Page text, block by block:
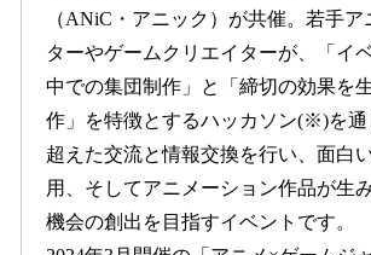
（ANiC・アニック）が共催。若手ア
ターやゲームクリエイターが、「イ
中での集団制作」と「締切の効果を
作」を特徴とするハッカソン(※)を通
超えた交流と情報交換を行い、面白
用、そしてアニメーション作品が生
機会の創出を目指すイベントです。